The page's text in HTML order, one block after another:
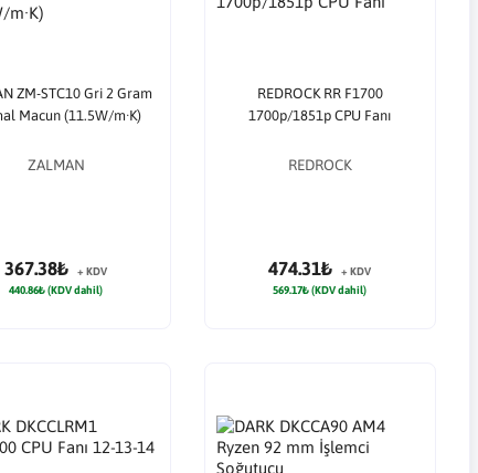
ZM-STC10 Gri 2 Gram
Macun (11.5W/m·K)
ZALMAN
367.38₺
+ KDV
440.86₺ (KDV dahil)
REDROCK RR F1700
1700p/1851p CPU Fanı
REDROCK
474.31₺
+ KDV
569.17₺ (KDV dahil)